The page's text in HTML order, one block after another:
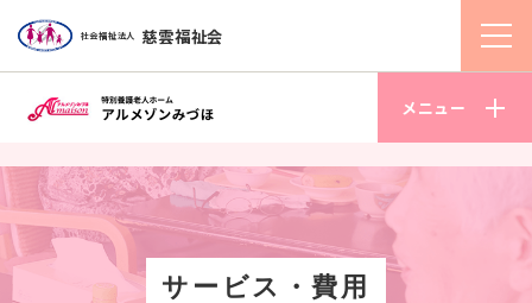
社会福祉法人 慈雲福祉会
メニュー
サービス・費用